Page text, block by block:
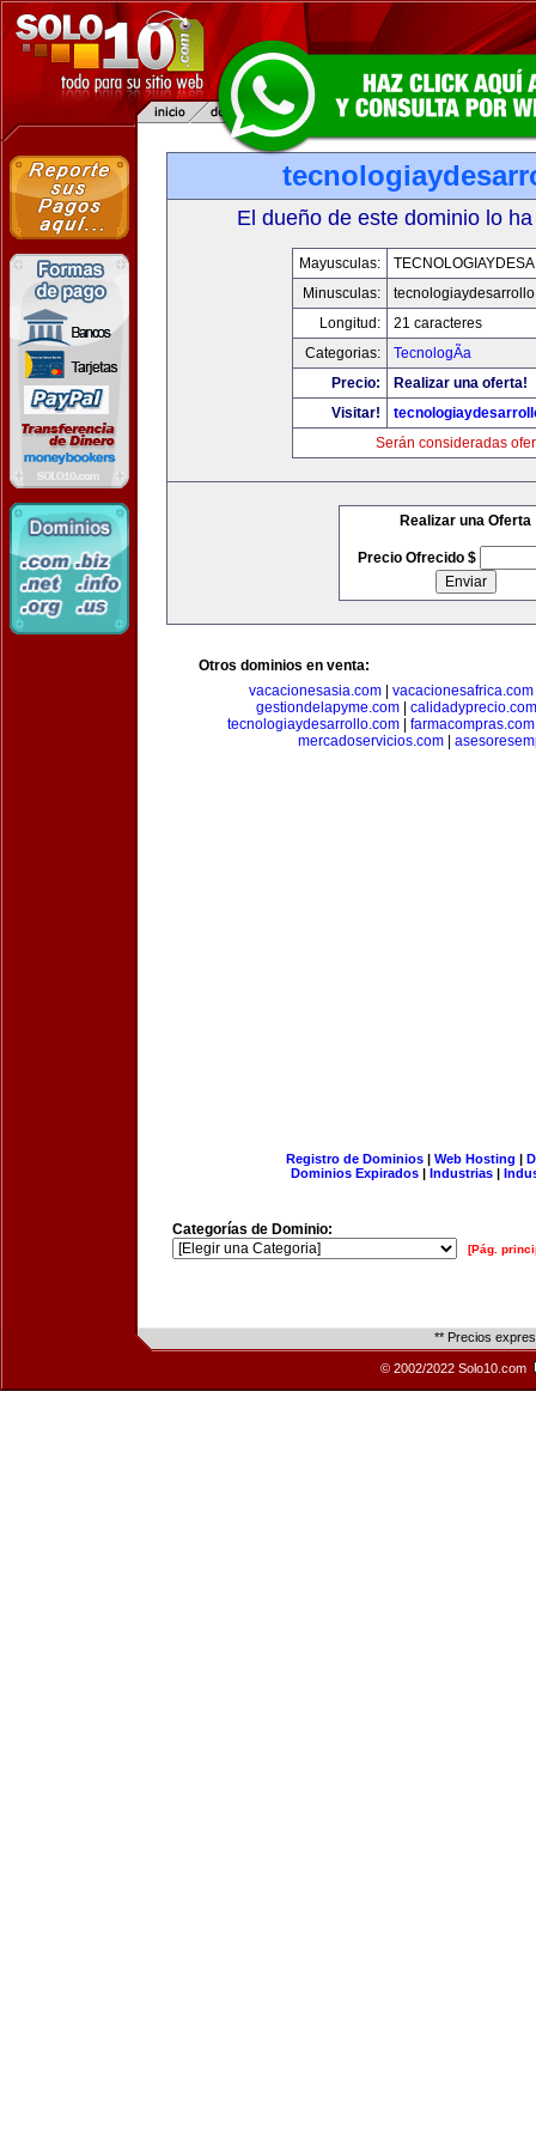
El dueño de este dominio lo
Mayusculas:
Minusculas:
Longitud:
21 caracteres
Categorias:
TecnologÃ­a
Precio:
Realizar una oferta!
Visitar!
Serán consideradas
Realizar una Oferta
Precio Ofrecido $
Otros dominios en venta:
vacacionesasia.com
vacacionesafrica.com
gestiondelapyme.com
calidadyprecio.com
tecnologiaydesarrollo.com
farmacompras.com
mercadoservicios.com|
Registro de Dominios| Web Hosting |
Dominios Expirados | Industrias |
Categorías de Dominio:
[Pág.
** Precios
© 2002/2022 Solo10.com